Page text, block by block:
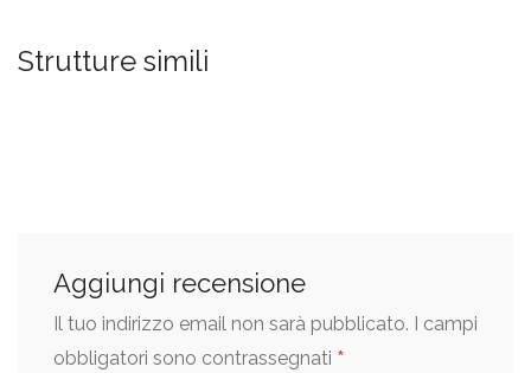
Strutture simili
Aggiungi recensione
Il tuo indirizzo email non sarà pubblicato. I campi
obbligatori sono contrassegnati *